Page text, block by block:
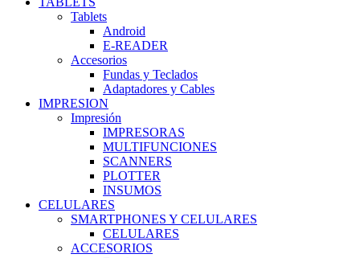
Tablets
Android
E-READER
Accesorios
Fundas y Teclados
Adaptadores y Cables
IMPRESION
Impresión
IMPRESORAS
MULTIFUNCIONES
SCANNERS
PLOTTER
INSUMOS
CELULARES
SMARTPHONES Y CELULARES
CELULARES
ACCESORIOS